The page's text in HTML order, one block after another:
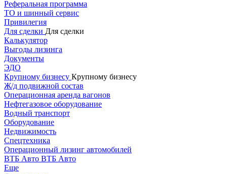
Реферальная программа
ТО и шинный сервис
Привилегия
Для сделки Для сделки
Калькулятор
Выгоды лизинга
Документы
ЭДО
Крупному бизнесу Крупному бизнесу
Ж/д подвижной состав
Операционная аренда вагонов
Нефтегазовое оборудование
Водный транспорт
Оборудование
Недвижимость
Спецтехника
Операционный лизинг автомобилей
ВТБ Авто ВТБ Авто
Еще